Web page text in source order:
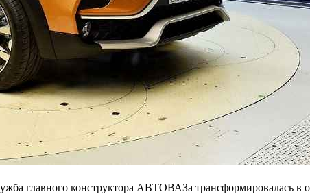
главного конструктора АВТОВАЗа трансформировалась в